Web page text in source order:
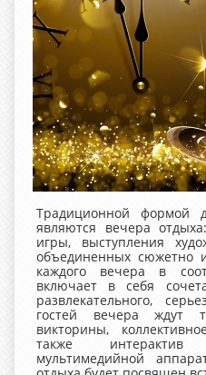
Традиционной формой
являются вечера
игры, выступления
объединенных сюжетно
каждого вечера в
включает в себя
развлекательного,
гостей вечера ждут
викторины,
также
мультимедийной